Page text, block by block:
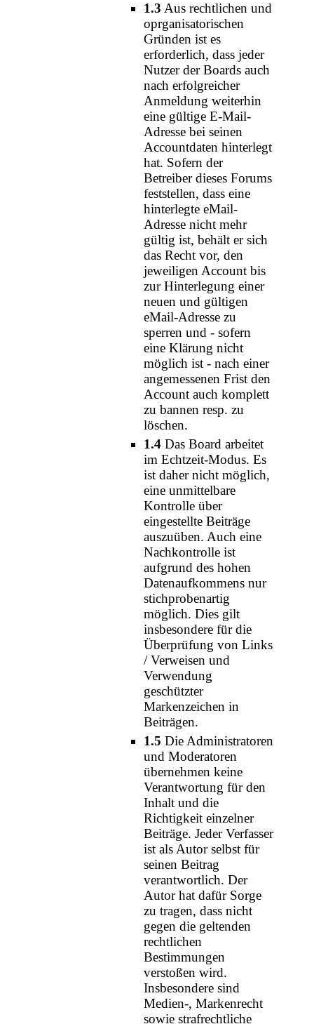
1.3 Aus rechtlichen und
oprganisatorischen
Gründen ist es
erforderlich, dass jeder
Nutzer der Boards auch
nach erfolgreicher
Anmeldung weiterhin
eine gültige E-Mail-
Adresse bei seinen
Accountdaten hinterlegt
hat. Sofern der
Betreiber dieses Forums
feststellen, dass eine
hinterlegte eMail-
Adresse nicht mehr
gültig ist, behält er sich
das Recht vor, den
jeweiligen Account bis
zur Hinterlegung einer
neuen und gültigen
eMail-Adresse zu
sperren und - sofern
eine Klärung nicht
möglich ist - nach einer
angemessenen Frist den
Account auch komplett
zu bannen resp. zu
löschen.
1.4Das Board arbeitet
im Echtzeit-Modus. Es
ist daher nicht möglich,
eine unmittelbare
Kontrolle über
eingestellte Beiträge
auszuüben. Auch eine
Nachkontrolle ist
aufgrund des hohen
Datenaufkommens nur
stichprobenartig
möglich. Dies gilt
insbesondere für die
Überprüfung von Links
/ Verweisen und
Verwendung
geschützter
Markenzeichen in
Beiträgen.
1.5 Die Administratoren
und Moderatoren
übernehmen keine
Verantwortung für den
Inhalt und die
Richtigkeit einzelner
Beiträge. Jeder Verfasser
ist als Autor selbst für
seinen Beitrag
verantwortlich. Der
Autor hat dafür Sorge
zu tragen, dass nicht
gegen die geltenden
rechtlichen
Bestimmungen
verstoßen wird.
Insbesondere sind
Medien-, Markenrecht
sowie strafrechtliche